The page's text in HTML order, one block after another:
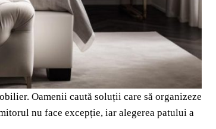
Oamenii caută soluții care să organizeze
nu face excepție, iar alegerea patului a